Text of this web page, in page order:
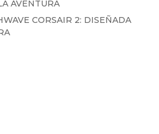
AVENTURA
CORSAIR 2: DISEÑADA